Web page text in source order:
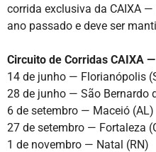
corrida exclusiva da CAIXA
ano passado e deve ser
Circuito de Corridas CAIXA
14 de junho — Florianópolis
28 de junho — São Bernardo
6 de setembro — Maceió (AL)
27 de setembro — Fortaleza
1 de novembro — Natal (RN)